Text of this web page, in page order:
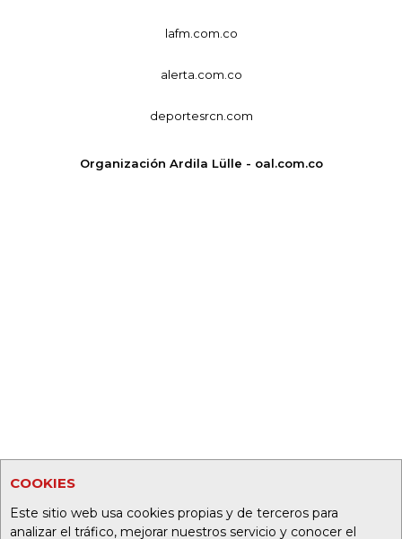
COOKIES
Este sitio web usa cookies propias y de terceros para
analizar el tráfico, mejorar nuestros servicio y conocer el
lafm.com.co
alerta.com.co
deportesrcn.com
Organización Ardila Lülle - oal.com.co